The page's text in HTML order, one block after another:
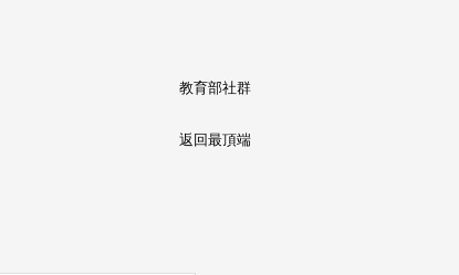
教育部社群
返回最頂端